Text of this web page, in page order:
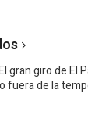
gran giro de El
fuera de la